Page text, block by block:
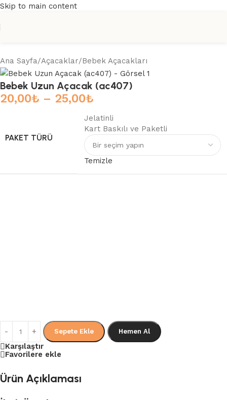
Skip to main content
Ana Sayfa/Açacaklar/Bebek Açacakları
Bebek Uzun Açacak (ac407)
20,00₺ – 25,00₺
PAKET TÜRÜ
Jelatinli
Kart Baskılı ve Paketli
Temizle
Sepete Ekle Hemen Al
Karşılaştır
Favorilere ekle
Ürün Açıklaması